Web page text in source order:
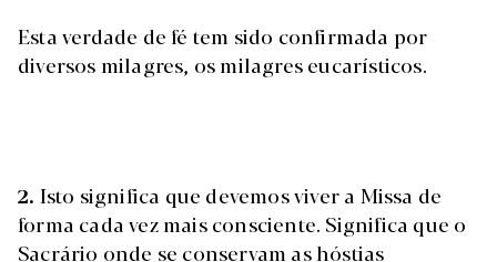
Esta verdade de fé tem sido confirmada por
diversos milagres, os milagres eucarísticos.
2. Isto significa que devemos viver a Missa de
forma cada vez mais consciente. Significa que o
Sacrário onde se conservam as hóstias